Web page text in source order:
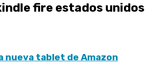
fire estados unidos
nueva tablet de Amazon